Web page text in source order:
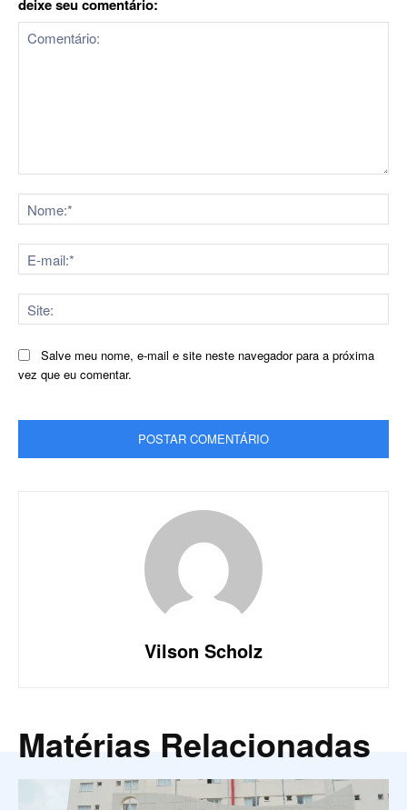
deixe seu comentário:
Salve meu nome, e-mail e site neste navegador para a próxima
vez que eu comentar.
Vilson Scholz
Matérias Relacionadas